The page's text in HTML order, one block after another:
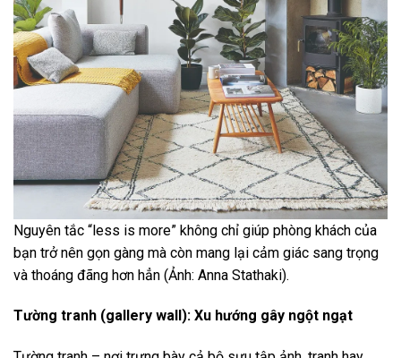
Nguyên tắc “less is more” không chỉ giúp phòng khách của
bạn trở nên gọn gàng mà còn mang lại cảm giác sang trọng
và thoáng đãng hơn hẳn (Ảnh: Anna Stathaki).
Tường tranh (gallery wall): Xu hướng gây ngột ngạt